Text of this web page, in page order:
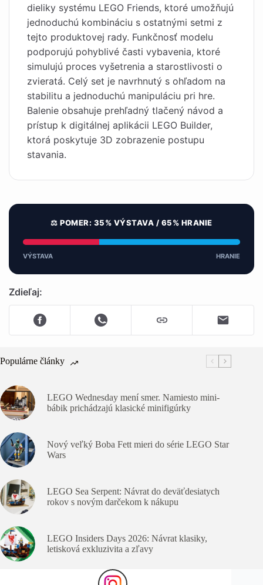
dieliky systému LEGO Friends, ktoré umožňujú
jednoduchú kombináciu s ostatnými setmi z
tejto produktovej rady. Funkčnosť modelu
podporujú pohyblivé časti vybavenia, ktoré
simulujú proces vyšetrenia a starostlivosti o
zvieratá. Celý set je navrhnutý s ohľadom na
stabilitu a jednoduchú manipuláciu pri hre.
Balenie obsahuje prehľadný tlačený návod a
prístup k digitálnej aplikácii LEGO Builder,
ktorá poskytuje 3D zobrazenie postupu
stavania.
⚖️ POMER: 35% VÝSTAVA / 65% HRANIE
VÝSTAVA HRANIE
Zdieľaj:
Populárne články
LEGO Wednesday mení smer. Namiesto mini-
bábik prichádzajú klasické minifigúrky
Nový veľký Boba Fett mieri do série LEGO Star
Wars
LEGO Sea Serpent: Návrat do deväťdesiatych
rokov s novým darčekom k nákupu
LEGO Insiders Days 2026: Návrat klasiky,
letisková exkluzivita a zľavy